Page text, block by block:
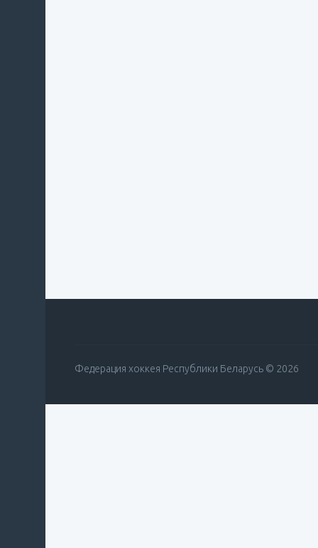
Федерация хоккея Республики Беларусь © 2026